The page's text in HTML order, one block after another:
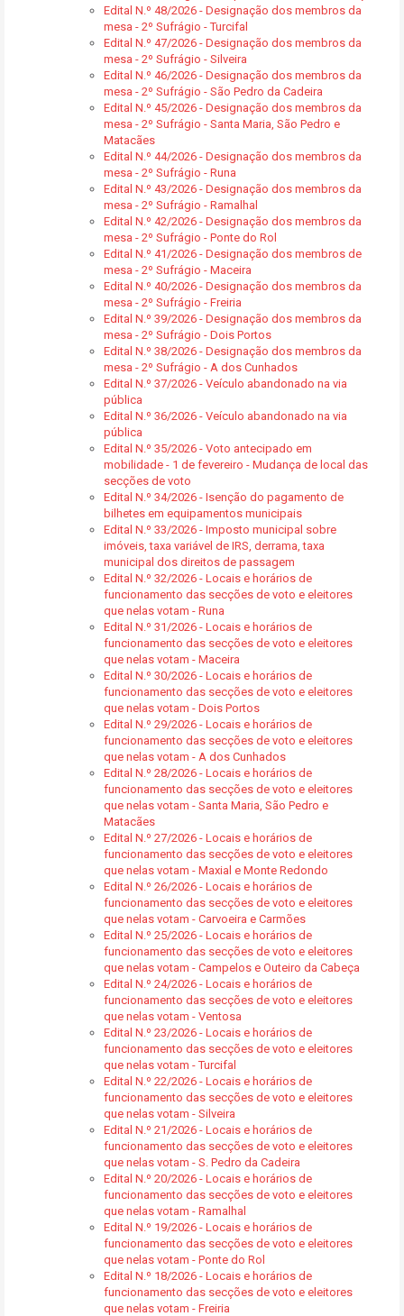
Edital N.º 48/2026 - Designação dos membros da
mesa - 2º Sufrágio - Turcifal
Edital N.º 47/2026 - Designação dos membros da
mesa - 2º Sufrágio - Silveira
Edital N.º 46/2026 - Designação dos membros da
mesa - 2º Sufrágio - São Pedro da Cadeira
Edital N.º 45/2026 - Designação dos membros da
mesa - 2º Sufrágio - Santa Maria, São Pedro e
Matacães
Edital N.º 44/2026 - Designação dos membros da
mesa - 2º Sufrágio - Runa
Edital N.º 43/2026 - Designação dos membros da
mesa - 2º Sufrágio - Ramalhal
Edital N.º 42/2026 - Designação dos membros da
mesa - 2º Sufrágio - Ponte do Rol
Edital N.º 41/2026 - Designação dos membros de
mesa - 2º Sufrágio - Maceira
Edital N.º 40/2026 - Designação dos membros da
mesa - 2º Sufrágio - Freiria
Edital N.º 39/2026 - Designação dos membros da
mesa - 2º Sufrágio - Dois Portos
Edital N.º 38/2026 - Designação dos membros da
mesa - 2º Sufrágio - A dos Cunhados
Edital N.º 37/2026 - Veículo abandonado na via
pública
Edital N.º 36/2026 - Veículo abandonado na via
pública
Edital N.º 35/2026 - Voto antecipado em
mobilidade - 1 de fevereiro - Mudança de local das
secções de voto
Edital N.º 34/2026 - Isenção do pagamento de
bilhetes em equipamentos municipais
Edital N.º 33/2026 - Imposto municipal sobre
imóveis, taxa variável de IRS, derrama, taxa
municipal dos direitos de passagem
Edital N.º 32/2026 - Locais e horários de
funcionamento das secções de voto e eleitores
que nelas votam - Runa
Edital N.º 31/2026 - Locais e horários de
funcionamento das secções de voto e eleitores
que nelas votam - Maceira
Edital N.º 30/2026 - Locais e horários de
funcionamento das secções de voto e eleitores
que nelas votam - Dois Portos
Edital N.º 29/2026 - Locais e horários de
funcionamento das secções de voto e eleitores
que nelas votam - A dos Cunhados
Edital N.º 28/2026 - Locais e horários de
funcionamento das secções de voto e eleitores
que nelas votam - Santa Maria, São Pedro e
Matacães
Edital N.º 27/2026 - Locais e horários de
funcionamento das secções de voto e eleitores
que nelas votam - Maxial e Monte Redondo
Edital N.º 26/2026 - Locais e horários de
funcionamento das secções de voto e eleitores
que nelas votam - Carvoeira e Carmões
Edital N.º 25/2026 - Locais e horários de
funcionamento das secções de voto e eleitores
que nelas votam - Campelos e Outeiro da Cabeça
Edital N.º 24/2026 - Locais e horários de
funcionamento das secções de voto e eleitores
que nelas votam - Ventosa
Edital N.º 23/2026 - Locais e horários de
funcionamento das secções de voto e eleitores
que nelas votam - Turcifal
Edital N.º 22/2026 - Locais e horários de
funcionamento das secções de voto e eleitores
que nelas votam - Silveira
Edital N.º 21/2026 - Locais e horários de
funcionamento das secções de voto e eleitores
que nelas votam - S. Pedro da Cadeira
Edital N.º 20/2026 - Locais e horários de
funcionamento das secções de voto e eleitores
que nelas votam - Ramalhal
Edital N.º 19/2026 - Locais e horários de
funcionamento das secções de voto e eleitores
que nelas votam - Ponte do Rol
Edital N.º 18/2026 - Locais e horários de
funcionamento das secções de voto e eleitores
que nelas votam - Freiria